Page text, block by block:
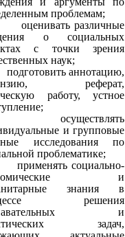
проблемам;
различные
о социальных
с точки зрения
наук;
аннотацию,
реферат,
работу, устное
и групповые
исследования по
проблематике;
социально-
и
знания в
решения
и
задач,